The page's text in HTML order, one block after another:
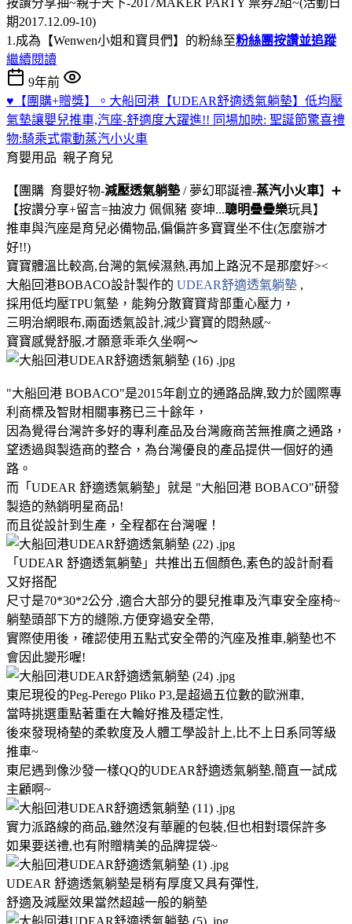
期2017.12.09-10)
1.成為【Wenwen小姐和寶貝們】的粉絲至粉絲團按讚並追蹤
繼續閱讀
9年前
♥【團購+贈獎】。大船回港【UDEAR舒適透氣躺墊】低均壓
氣墊讓嬰兒推車,汽座-舒適度大躍進!! 同場加映: 聖誕節驚喜禮
物:騎乘式電動蒸汽小火車
育嬰用品 親子育兒
【團購 育嬰好物-減壓透氣躺墊/ 夢幻耶誕禮-蒸汽小火車】➕
【按讚分享+留言=抽波力 佩佩豬 麥坤...聰明疊疊樂玩具】
推車與汽座是育兒必備物品,偏偏許多寶寶坐不住(怎麼辦才
好!!)
寶寶體溫比較高,台灣的氣候濕熱,再加上路況不是那麼好><
大船回港BOBACO設計製作的 UDEAR舒適透氣躺墊 ,
採用低均壓TPU氣墊，能夠分散寶寶背部重心壓力，
三明治網眼布,兩面透氣設計,減少寶寶的悶熱感~
寶寶感覺舒服,才願意乖乖久坐啊～
"大船回港 BOBACO"是2015年創立的通路品牌,致力於國際專
利商標及智財相關事務已三十餘年，
因為覺得台灣許多好的專利產品及台灣廠商苦無推廣之通路，
望透過與製造商的整合，為台灣優良的產品提供一個好的通
路。
而「UDEAR 舒適透氣躺墊」就是 "大船回港 BOBACO"研發
製造的熱銷明星商品!
而且從設計到生產，全程都在台灣喔！
「UDEAR 舒適透氣躺墊」共推出五個顏色,素色的設計耐看
又好搭配
尺寸是70*30*2公分 ,適合大部分的嬰兒推車及汽車安全座椅~
躺墊頭部下方的縫隙,方便穿過安全帶,
實際使用後，確認使用五點式安全帶的汽座及推車,躺墊也不
會因此變形喔!
東尼現役的Peg-Perego Pliko P3,是超過五位數的歐洲車,
當時挑選重點著重在大輪好推及穩定性,
後來發現椅墊的柔軟度及人體工學設計上,比不上日系同等級
推車~
東尼遇到像沙發一樣QQ的UDEAR舒適透氣躺墊,簡直一試成
主顧啊~
實力派路線的商品,雖然沒有華麗的包裝,但也相對環保許多
如果要送禮,也有附贈精美的品牌提袋~
UDEAR 舒適透氣躺墊是稍有厚度又具有彈性,
舒適及減壓效果當然超越一般的躺墊